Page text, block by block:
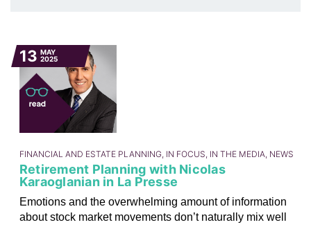
13 MAY
2025
FINANCIAL AND ESTATE PLANNING, IN FOCUS, IN THE MEDIA, NEWS
Retirement Planning with Nicolas
Karaoglanian in La Presse
Emotions and the overwhelming amount of information
about stock market movements don’t naturally mix well